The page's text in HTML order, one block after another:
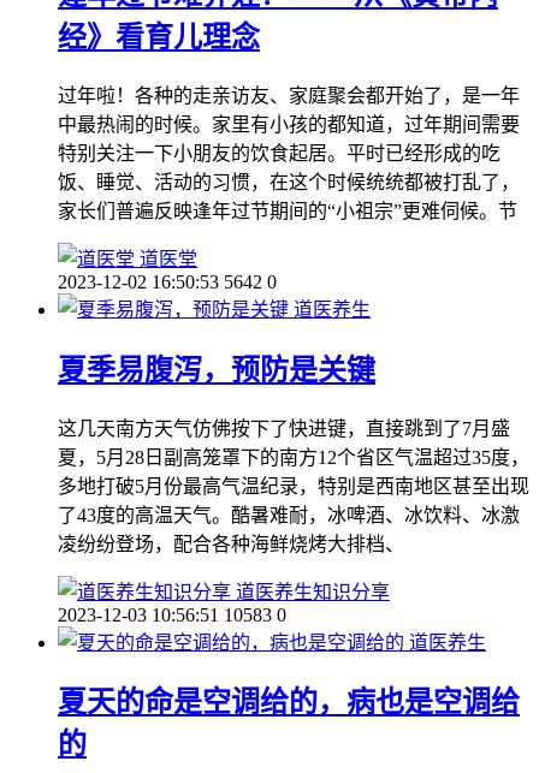
经》看育儿理念
过年啦！各种的走亲访友、家庭聚会都开始了，是一年
中最热闹的时候。家里有小孩的都知道，过年期间需要
特别关注一下小朋友的饮食起居。平时已经形成的吃
饭、睡觉、活动的习惯，在这个时候统统都被打乱了，
家长们普遍反映逢年过节期间的“小祖宗”更难伺候。节
道医堂
2023-12-02 16:50:53 5642 0
道医养生
夏季易腹泻，预防是关键
这几天南方天气仿佛按下了快进键，直接跳到了7月盛
夏，5月28日副高笼罩下的南方12个省区气温超过35度，
多地打破5月份最高气温纪录，特别是西南地区甚至出现
了43度的高温天气。酷暑难耐，冰啤酒、冰饮料、冰激
凌纷纷登场，配合各种海鲜烧烤大排档、
道医养生知识分享
2023-12-03 10:56:51 10583 0
道医养生
夏天的命是空调给的，病也是空调给
的